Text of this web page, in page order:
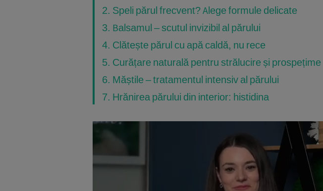
2. Speli părul frecvent? Alege formule delicate
3. Balsamul – scutul invizibil al părului
4. Clătește părul cu apă caldă, nu rece
5. Curățare naturală pentru strălucire și prospețime
6. Măștile – tratamentul intensiv al părului
7. Hrănirea părului din interior: histidina